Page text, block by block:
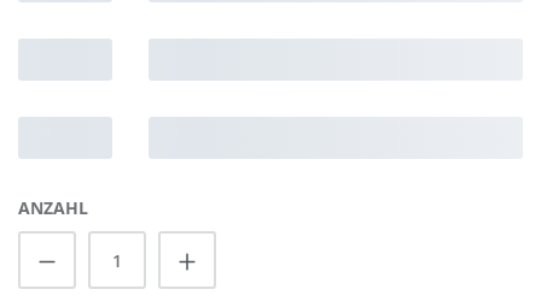
ANZAHL
Produkt Anzahl: Gib den gewünschten